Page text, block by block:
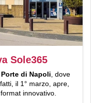
Sole365
Porte di Napoli , dove
il 1° marzo, apre,
innovativo.